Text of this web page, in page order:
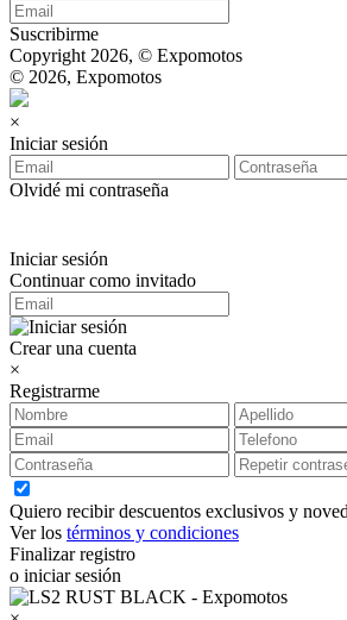
Suscribirme
Copyright 2026, © Expomotos
© 2026, Expomotos
×
Iniciar sesión
Olvidé mi contraseña
Iniciar sesión
Continuar como invitado
Crear una cuenta
×
Registrarme
Quiero recibir descuentos exclusivos y
Ver los términos y condiciones
Finalizar registro
o iniciar sesión